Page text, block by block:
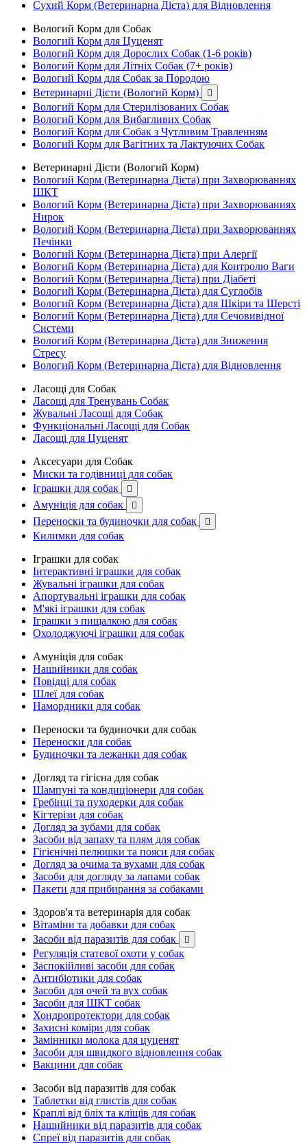
Сухий Корм (Ветеринарна Дієта) для Відновлення
Вологий Корм для Собак
Вологий Корм для Цуценят
Вологий Корм для Дорослих Собак (1-6 років)
Вологий Корм для Літніх Собак (7+ років)
Вологий Корм для Собак за Породою
Ветеринарні Дієти (Вологий Корм)

Вологий Корм для Стерилізованих Собак
Вологий Корм для Вибагливих Собак
Вологий Корм для Собак з Чутливим Травленням
Вологий Корм для Вагітних та Лактуючих Собак
Ветеринарні Дієти (Вологий Корм)
Вологий Корм (Ветеринарна Дієта) при Захворюваннях
ШКТ
Вологий Корм (Ветеринарна Дієта) при Захворюваннях
Нирок
Вологий Корм (Ветеринарна Дієта) при Захворюваннях
Печінки
Вологий Корм (Ветеринарна Дієта) при Алергії
Вологий Корм (Ветеринарна Дієта) для Контролю Ваги
Вологий Корм (Ветеринарна Дієта) при Діабеті
Вологий Корм (Ветеринарна Дієта) для Суглобів
Вологий Корм (Ветеринарна Дієта) для Шкіри та Шерсті
Вологий Корм (Ветеринарна Дієта) для Сечовивідної
Системи
Вологий Корм (Ветеринарна Дієта) для Зниження
Стресу
Вологий Корм (Ветеринарна Дієта) для Відновлення
Ласощі для Собак
Ласощі для Тренувань Собак
Жувальні Ласощі для Собак
Функціональні Ласощі для Собак
Ласощі для Цуценят
Аксесуари для Собак
Миски та годівниці для собак
Іграшки для собак

Амуніція для собак 
Переноски та будиночки для собак 
Килимки для собак
Іграшки для собак
Інтерактивні іграшки для собак
Жувальні іграшки для собак
Апортувальні іграшки для собак
М'які іграшки для собак
Іграшки з пищалкою для собак
Охолоджуючі іграшки для собак
Амуніція для собак
Нашийники для собак
Повідці для собак
Шлеї для собак
Намордники для собак
Переноски та будиночки для собак
Переноски для собак
Будиночки та лежанки для собак
Догляд та гігієна для собак
Шампуні та кондиціонери для собак
Гребінці та пуходерки для собак
Кігтерізи для собак
Догляд за зубами для собак
Засоби від запаху та плям для собак
Гігієнічні пелюшки та пояси для собак
Догляд за очима та вухами для собак
Засоби для догляду за лапами собак
Пакети для прибирання за собаками
Здоров'я та ветеринарія для собак
Вітаміни та добавки для собак
Засоби від паразитів для собак

Регуляція статевої охоти у собак
Заспокійливі засоби для собак
Антибіотики для собак
Засоби для очей та вух собак
Засоби для ШКТ собак
Хондропротектори для собак
Захисні коміри для собак
Замінники молока для цуценят
Засоби для швидкого відновлення собак
Вакцини для собак
Засоби від паразитів для собак
Таблетки від глистів для собак
Краплі від бліх та кліщів для собак
Нашийники від паразитів для собак
Спреї від паразитів для собак